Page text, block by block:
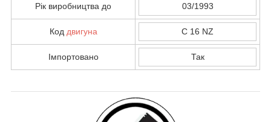
Рік виробництва до 03/1993
Код двигуна C 16 NZ
Імпортовано Так